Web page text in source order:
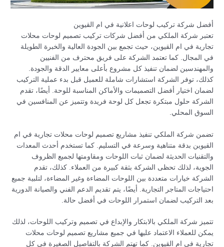
أفضل شركة تركيب لوحات اعلانية في ام القيوين
تعتبر شركة الملكي من أفضل شركات تركيب تصميم لوحات محلات
تجارية في ام القيوين، حيث تجمع بين الجودة العالية والخبرة الطويلة
في المجال. كما تعتمد الشركة على فريق محترف من الفنيين
والمهندسين لضمان تنفيذ كل مشروع بأعلى معايير الدقة والجودة.
كذلك، توفر الشركة استشارات شاملة للعميل قبل بدء عملية التركيب
لضمان اختيار أفضل التصميمات والأماكن المناسبة للوحة. أيضًا، تقدم
الشركة حلول مبتكرة تجعل كل لوحة فريدة وتتميز عن المنافسين في
السوق المحلي.
تضمن شركة الملكي تنفيذ مشاريع تصميم لوحات محلات تجارية في ام
القيوين بدقة متناهية وسرعة في التسليم. كما تستخدم أحدث المعدات
والتقنيات الحديثة لضمان ثبات اللوحات ومقاومتها لجميع الظروف
الجوية، لذلك تحظى الشركة بثقة كبيرة من العملاء. كذلك، تقدم
الشركة خيارات متعددة بين اللوحات المضاءة وغير المضاءة، لتلبية جميع
احتياجات المتاجر التجارية. أيضًا، يتم تقديم الدعم الفني والصيانة الدورية
بعد التركيب لضمان استمرار اللوحات في أفضل حالة.
تتميز شركة الملكي بالابتكار والإبداع في تصميم وتركيب اللوحات، لذلك
يمكن للعملاء الاعتماد عليها في جميع مشاريع تصميم لوحات محلات
تجارية في ام القيوين. كما تهتم الشركة بالتفاصيل الصغيرة في كل